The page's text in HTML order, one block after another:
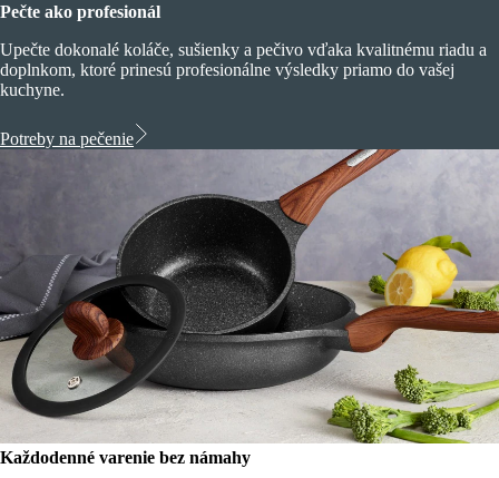
Pečte ako profesionál
Upečte dokonalé koláče, sušienky a pečivo vďaka kvalitnému riadu a
doplnkom, ktoré prinesú profesionálne výsledky priamo do vašej
kuchyne.
Potreby na pečenie
Každodenné varenie bez námahy